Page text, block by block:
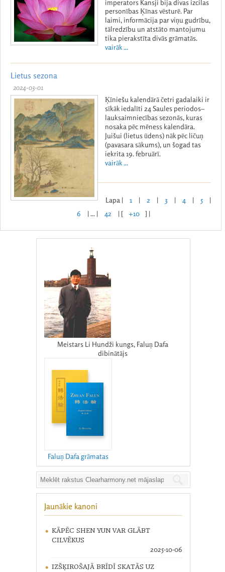
imperators Kansji bija divas izcilas
personības Ķīnas vēsturē. Par
laimi, informācija par viņu gudrību,
tālredzību un atstāto mantojumu
tika pierakstīta divās grāmatās.
vairāk ...
Lietus sezona
2024-03-01
Ķīniešu kalendārā četri gadalaiki ir
sīkāk iedalīti 24 Saules periodos–
lauksaimniecības sezonās, kuras
nosaka pēc mēness kalendāra.
Juišui (lietus ūdens) nāk pēc ličuņ
(pavasara sākums), un šogad tas
iekrita 19. februārī.
vairāk ...
Lapa | 1 | 2 | 3 | 4 | 5
|
6
| ... | 42 | [ +10 ] |
Meistars Li Hundži kungs, Faluņ Dafa
dibinātājs
Faluņ Dafa grāmatas
Jaunākie kanoni
KĀPĒC SHEN YUN VAR GLĀBT
CILVĒKUS
2025-10-06
IZŠĶIROŠAJĀ BRĪDĪ SKATĀS UZ